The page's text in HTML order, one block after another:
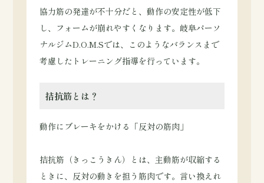
協力筋の発達が不十分だと、動作の安定性が低下
し、フォームが崩れやすくなります。岐阜パーソ
ナルジムD.O.M.Sでは、このようなバランスまで
考慮したトレーニング指導を行っています。
拮抗筋とは？
動作にブレーキをかける「反対の筋肉」
拮抗筋（きっこうきん）とは、主動筋が収縮する
ときに、反対の動きを担う筋肉です。言い換えれ